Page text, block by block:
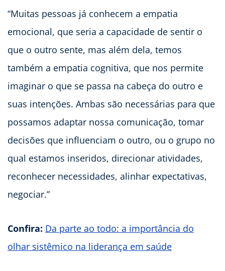
“Muitas pessoas já conhecem a empatia
emocional, que seria a capacidade de sentir o
que o outro sente, mas além dela, temos
também a empatia cognitiva, que nos permite
imaginar o que se passa na cabeça do outro e
suas intenções. Ambas são necessárias para que
possamos adaptar nossa comunicação, tomar
decisões que influenciam o outro, ou o grupo no
qual estamos inseridos, direcionar atividades,
reconhecer necessidades, alinhar expectativas,
negociar.”
Confira: Da parte ao todo: a importância do
olhar sistêmico na liderança em saúde